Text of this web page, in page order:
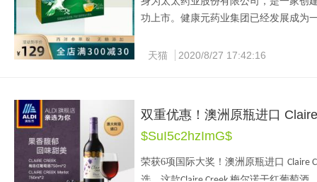
此时的泸州老酒坊也进入全盛时期，酒
坊等合并，城里公私合营泸州曲酒酿
功上市。健康元药业集团已经发展成为
澳大利亚药物管理局（TGA）（相当
含色素及添加剂，食用安全方便。
天猫健康元官方旗舰店店售价79元，可
天猫 2020/8/27 17:42:16
双重优惠！澳洲原瓶进口
$SuI5c2hzImG$
荣获6项国际大奖！澳洲原瓶进口 Claire
选，这款
梅尔诺干红葡萄酒